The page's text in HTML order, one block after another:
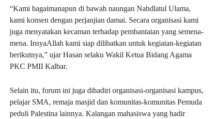
“Kami bagaimanapun di bawah naungan Nahdlatul Ulama,
kami konsen dengan perjanjian damai. Secara organisasi kami
juga menyatakan kecaman terhadap pembantaian yang semena-
mena. InsyaAllah kami siap dilibatkan untuk kegiatan-kegiatan
berikutnya,” ujar Hasan selaku Wakil Ketua Bidang Agama
PKC PMII Kalbar.
Selain itu, forum ini juga dihadiri organisasi-organisasi kampus,
pelajar SMA, remaja masjid dan komunitas-komunitas Pemuda
peduli Palestina lainnya. Kalangan mahasiswa yang hadir